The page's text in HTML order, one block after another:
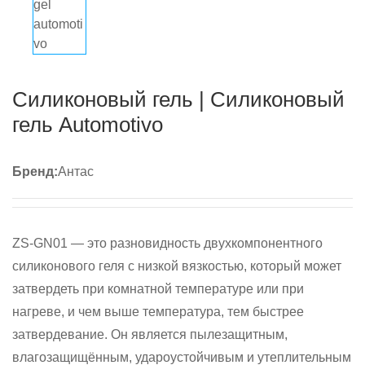
Силиконовый гель | Силиконовый
гель Automotivo
Бренд:Антас
ZS-GN01 — это разновидность двухкомпонентного
силиконового геля с низкой вязкостью, который может
затвердеть при комнатной температуре или при
нагреве, и чем выше температура, тем быстрее
затвердевание. Он является пылезащитным,
влагозащищённым, удароустойчивым и утеплительным